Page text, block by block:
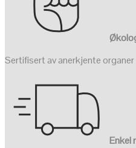
Sertifisert av anerkjente organer
Enkel